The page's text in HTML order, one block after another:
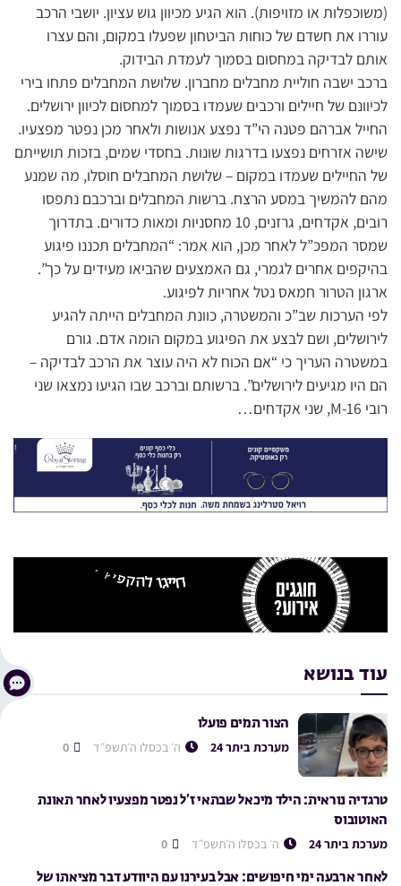
(משוכפלות או מזויפות). הוא הגיע מכיוון גוש עציון. יושבי הרכב
עוררו את חשדם של כוחות הביטחון שפעלו במקום, והם עצרו
אותם לבדיקה במחסום בסמוך לעמדת הבידוק.
ברכב ישבה חוליית מחבלים מחברון. שלושת המחבלים פתחו בירי
לכיוונם של חיילים ורכבים שעמדו בסמוך למחסום לכיוון ירושלים.
החייל אברהם פטנה הי”ד נפצע אנושות ולאחר מכן נפטר מפצעיו.
שישה אזרחים נפצעו בדרגות שונות. בחסדי שמים, בזכות תושייתם
של החיילים שעמדו במקום – שלושת המחבלים חוסלו, מה שמנע
מהם להמשיך במסע הרצח. ברשות המחבלים וברכבם נתפסו
רובים, אקדחים, גרזנים, 10 מחסניות ומאות כדורים. בתדרוך
שמסר המפכ”ל לאחר מכן, הוא אמר: “המחבלים תכננו פיגוע
בהיקפים אחרים לגמרי, גם האמצעים שהביאו מעידים על כך”.
ארגון הטרור חמאס נטל אחריות לפיגוע.
לפי הערכות שב”כ והמשטרה, כוונת המחבלים הייתה להגיע
לירושלים, ושם לבצע את הפיגוע במקום הומה אדם. גורם
במשטרה העריך כי “אם הכוח לא היה עוצר את הרכב לבדיקה –
הם היו מגיעים לירושלים”. ברשותם וברכב שבו הגיעו נמצאו שני
רובי M-16, שני אקדחים…
עוד בנושא
הצור תמים פועלו
מערכת ביתר 24 ה׳ בכסלו ה׳תשפ״ד
טרגדיה נוראית: הילד מיכאל שבתאי ז’ל נפטר מפצעיו לאחר תאונת
האוטובוס
מערכת ביתר 24 ה׳ בכסלו ה׳תשפ״ד
לאחר ארבעה ימי חיפושים: אבל בעירנו עם היוודע דבר מציאתו של